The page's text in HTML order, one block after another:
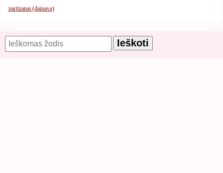
partizanai (dainava)